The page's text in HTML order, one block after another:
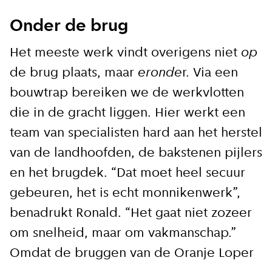
Onder de brug
Het meeste werk vindt overigens niet op
de brug plaats, maar eronder. Via een
bouwtrap bereiken we de werkvlotten
die in de gracht liggen. Hier werkt een
team van specialisten hard aan het herstel
van de landhoofden, de bakstenen pijlers
en het brugdek. “Dat moet heel secuur
gebeuren, het is echt monnikenwerk”,
benadrukt Ronald. “Het gaat niet zozeer
om snelheid, maar om vakmanschap.”
Omdat de bruggen van de Oranje Loper